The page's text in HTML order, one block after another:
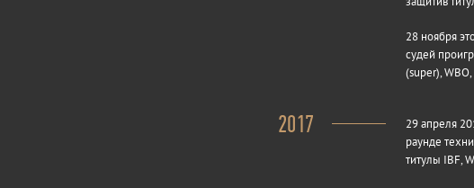
28 ноября
судей
(super), WBO,
2017
29 апреля
раунде
титулы IBF,